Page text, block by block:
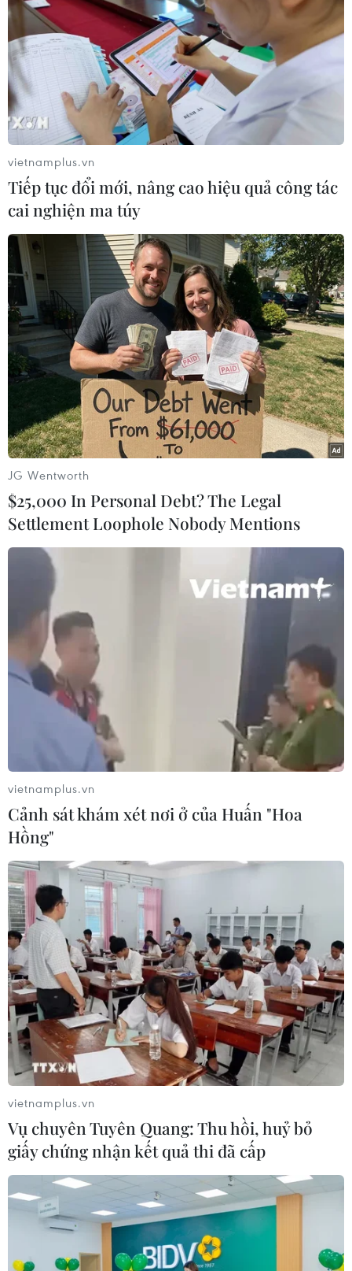
Theo dõi VietnamPlus
TIN LIÊN QUAN
Chính sách giảm thuế của ông Trump
giúp gần 30 triệu người Mỹ hưởng lợi
Bộ trưởng Tài chính Mỹ cho biết khoảng 5,7 triệu người
khai thuế theo diện miễn thuế tiền boa, trong khi 23 triệu
người khác đã tận dụng chính sách miễn thuế đối với
thu nhập làm thêm giờ.
Người Mỹ vẫn phải uống càphê giá cao dù
thuế quan giảm
20/12/2025 07:36
Dù thuế quan giảm, giá càphê tại Mỹ vẫn cao do giá
hạt thô tăng mạnh, dự kiến còn kéo dài ít nhất 9 tháng
ảnh hưởng đến người tiêu dùng.
Tổng thống Mỹ ký thành luật gói cắt giảm
vietnamplus.vn
Tiếp tục đổi mới, nâng cao hiệu quả công tác
cai nghiện ma túy
JG Wentworth
$25,000 In Personal Debt? The Legal
Settlement Loophole Nobody Mentions
vietnamplus.vn
Cảnh sát khám xét nơi ở của Huấn "Hoa
Hồng"
vietnamplus.vn
Vụ chuyên Tuyên Quang: Thu hồi, huỷ bỏ
giấy chứng nhận kết quả thi đã cấp